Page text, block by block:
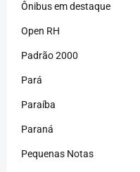
Ônibus em destaque
Open RH
Padrão 2000
Pará
Paraíba
Paraná
Pequenas Notas